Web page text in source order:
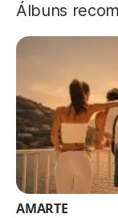
Álbuns
AMARTE